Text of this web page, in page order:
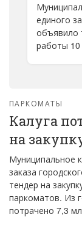
единого
объявило
работы
ПАРКОМАТЫ
Калуга
на
Муниципальное
заказа
тендер на
паркоматов. Из
потрачено 7,3